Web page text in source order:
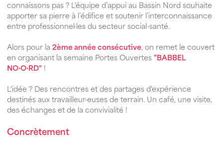
connaissons pas ? L'équipe d’appui au Bassin Nord souhaite
apporter sa pierre à l’édifice et soutenir l’interconnaissance
entre professionnel·les du secteur social-santé.
Alors pour la 2ème année consécutive, on remet le couvert
en organisant la semaine Portes Ouvertes "BABBEL
NO·O·RD" !
L'idée ? Des rencontres et des partages d'expérience
destinés aux travailleur·euses de terrain. Un café, une visite,
des échanges et de la convivialité !
Concrètement